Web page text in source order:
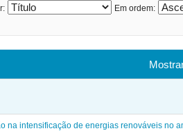
Em ordem:
na intensificação de energias renováveis no